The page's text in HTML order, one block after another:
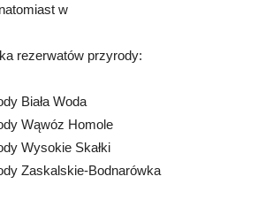
w
rezerwatów przyrody:
Biała Woda
Wąwóz Homole
Wysokie Skałki
Zaskalskie-Bodnarówka